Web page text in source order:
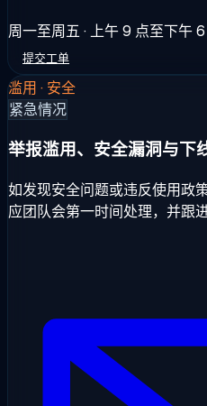
周一至周五 · 上午 9 点至下午 6
提交工单
滥用 · 安全
紧急情况
举报滥用、安全漏洞与下
如发现安全问题或违反使用政
应团队会第一时间处理，并跟进